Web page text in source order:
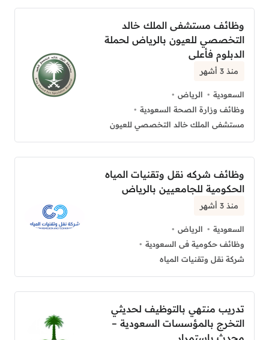
وظائف مستشفى الملك خالد
التخصصي للعيون بالرياض لحملة
الدبلوم فأعلى
منذ 3 أشهر
السعودية
الرياض
وظائف وزارة الصحة السعودية
مستشفى الملك خالد التخصصي للعيون
وظائف شركه نقل وتقنيات المياه
الحكومية للجامعيين بالرياض
منذ 3 أشهر
السعودية
الرياض
وظائف حكومية فى السعودية
شركة نقل وتقنيات المياه
تدريب منتهي بالتوظيف لحديثي
التخرج بالمؤسسات السعودية –
محدث باستمرار